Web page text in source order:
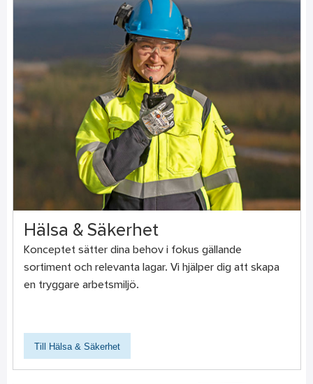
Hälsa & Säkerhet
Konceptet sätter dina behov i fokus gällande
sortiment och relevanta lagar. Vi hjälper dig att skapa
en tryggare arbetsmiljö.
Till Hälsa & Säkerhet